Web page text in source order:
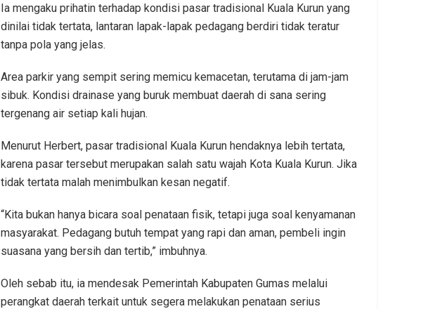
Ia mengaku prihatin terhadap kondisi pasar tradisional Kuala Kurun yang
dinilai tidak tertata, lantaran lapak-lapak pedagang berdiri tidak teratur
tanpa pola yang jelas.
Area parkir yang sempit sering memicu kemacetan, terutama di jam-jam
sibuk. Kondisi drainase yang buruk membuat daerah di sana sering
tergenang air setiap kali hujan.
Menurut Herbert, pasar tradisional Kuala Kurun hendaknya lebih tertata,
karena pasar tersebut merupakan salah satu wajah Kota Kuala Kurun. Jika
tidak tertata malah menimbulkan kesan negatif.
“Kita bukan hanya bicara soal penataan fisik, tetapi juga soal kenyamanan
masyarakat. Pedagang butuh tempat yang rapi dan aman, pembeli ingin
suasana yang bersih dan tertib,” imbuhnya.
Oleh sebab itu, ia mendesak Pemerintah Kabupaten Gumas melalui
perangkat daerah terkait untuk segera melakukan penataan serius